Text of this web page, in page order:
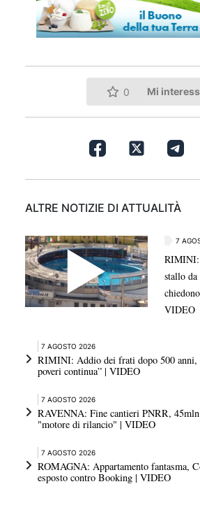
0 Mi
ALTRE NOTIZIE DI ATTUALITÀ
7
stallo
VIDEO
7 AGOSTO 2026
RIMINI: Addio dei frati dopo 500 anni,
poveri continua” | VIDEO
7 AGOSTO 2026
RAVENNA: Fine cantieri PNRR,
"motore di rilancio" | VIDEO
7 AGOSTO 2026
ROMAGNA: Appartamento fantasma,
esposto contro Booking | VIDEO